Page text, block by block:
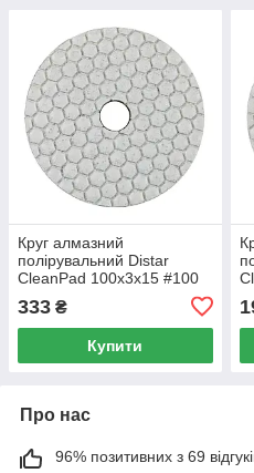
Круг алмазний
полірувальний Distar
CleanPad 100x3x15 #100
333 ₴
Купити
Про нас
96% позитивних з 69